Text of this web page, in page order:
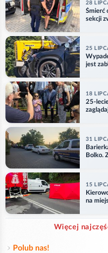
28
Śmierć
sekcji
25
jest
18
25-
31
Bolko.
15
na
Więcej
Polub nas!